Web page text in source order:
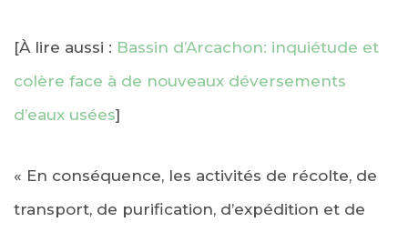
[À lire aussi : Bassin d’Arcachon: inquiétude et
colère face à de nouveaux déversements
d’eaux usées]
« En conséquence, les activités de récolte, de
transport, de purification, d’expédition et de